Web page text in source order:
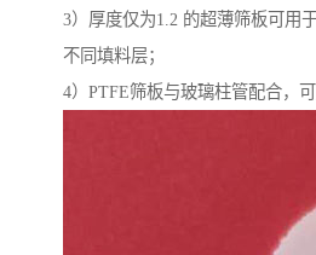
3）厚度仅为1.2 的超薄筛板可用
不同填料层；
4）PTFE筛板与玻璃柱管配合，